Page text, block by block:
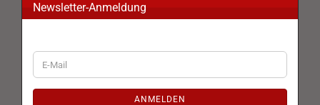
Newsletter-Anmeldung
WEITER
ZUR
E-
Mail
ANMELDEN